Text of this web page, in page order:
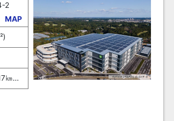
2
MAP
東関東自動車道「千葉北IC」より17㎞ 北総線「千葉ニュータウン中央駅」より2.8㎞